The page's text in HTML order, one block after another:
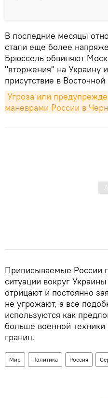
В последние месяцы
стали еще более
Брюссель обвиняют
"вторжения" на Украину
присутствие в
Угроза или
маневрами России в
Приписываемые России
ситуации вокруг
отрицают и постоянно
не угрожают, а все
используются как
больше военной
границ.
Мир Политика Россия